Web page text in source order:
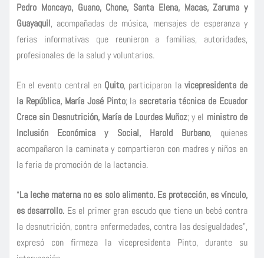
Pedro Moncayo, Guano, Chone, Santa Elena, Macas, Zaruma y
Guayaquil, acompañadas de música, mensajes de esperanza y
ferias informativas que reunieron a familias, autoridades,
profesionales de la salud y voluntarios.
En el evento central en Quito, participaron la vicepresidenta de
la República, María José Pinto; la secretaria técnica de Ecuador
Crece sin Desnutrición, María de Lourdes Muñoz; y el ministro de
Inclusión Económica y Social, Harold Burbano, quienes
acompañaron la caminata y compartieron con madres y niños en
la feria de promoción de la lactancia.
“La leche materna no es solo alimento. Es protección, es vínculo,
es desarrollo. Es el primer gran escudo que tiene un bebé contra
la desnutrición, contra enfermedades, contra las desigualdades”,
expresó con firmeza la vicepresidenta Pinto, durante su